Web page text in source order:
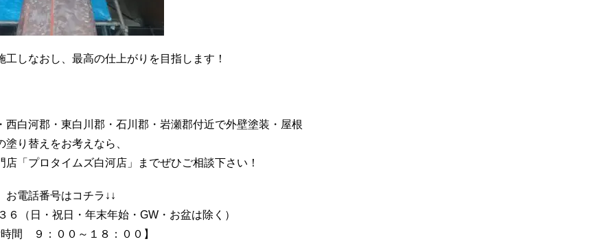
工しなおし、最高の仕上がりを目指します！
白河郡・東白川郡・石川郡・岩瀬郡付近で外壁塗装・屋根
塗り替えをお考えなら、
「プロタイムズ白河店」までぜひご相談下さい！
お電話番号はコチラ↓↓
６（日・祝日・年末年始・GW・お盆は除く）
間 ９：００～１８：００】